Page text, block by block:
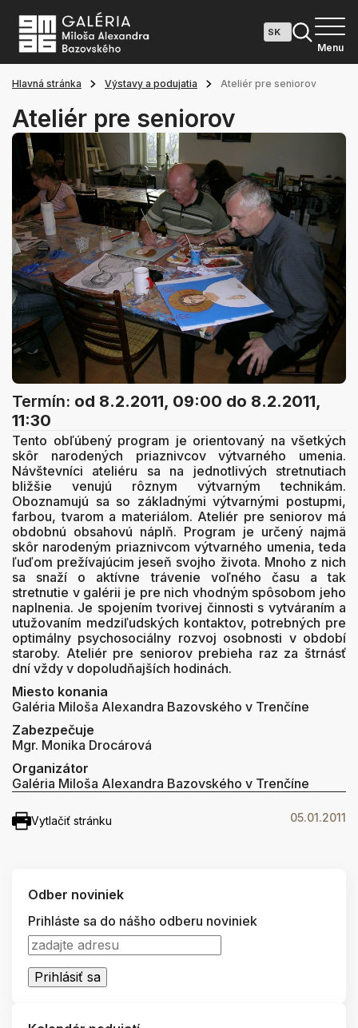
Menu
Hlavná stránka Výstavy a podujatia Ateliér pre seniorov
Ateliér pre seniorov
Termín: od 8.2.2011, 09:00 do 8.2.2011,
11:30
Tento obľúbený program je orientovaný na všetkých
skôr narodených priaznivcov výtvarného umenia.
Návštevníci ateliéru sa na jednotlivých stretnutiach
bližšie venujú rôznym výtvarným technikám.
Oboznamujú sa so základnými výtvarnými postupmi,
farbou, tvarom a materiálom. Ateliér pre seniorov má
obdobnú obsahovú náplň. Program je určený najmä
skôr narodeným priaznivcom výtvarného umenia, teda
ľuďom prežívajúcim jeseň svojho života. Mnoho z nich
sa snaží o aktívne trávenie voľného času a tak
stretnutie v galérii je pre nich vhodným spôsobom jeho
naplnenia. Je spojením tvorivej činnosti s vytváraním a
utužovaním medziľudských kontaktov, potrebných pre
optimálny psychosociálny rozvoj osobnosti v období
staroby. Ateliér pre seniorov prebieha raz za štrnásť
dní vždy v dopoludňajších hodinách.
Miesto konania
Galéria Miloša Alexandra Bazovského v Trenčíne
Zabezpečuje
Mgr. Monika Drocárová
Organizátor
Galéria Miloša Alexandra Bazovského v Trenčíne
Vytlačiť stránku 05.01.2011
Odber noviniek
Prihláste sa do nášho odberu noviniek